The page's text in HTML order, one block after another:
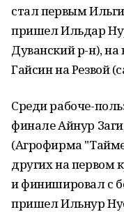
стал первым
пришел Ильдар
Дуванский р-н), на
Гайсин на Резвой
Среди рабоче-
финале Айнур
(Агрофирма
других на первом
и финишировал с
пришел Ильнур